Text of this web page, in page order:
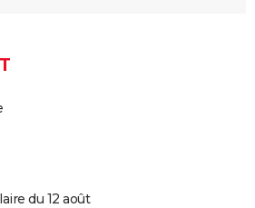
du 12 août